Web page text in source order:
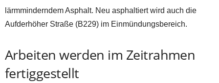
lärmminderndem Asphalt. Neu asphaltiert wird auch die
Aufderhöher Straße (B229) im Einmündungsbereich.
Arbeiten werden im Zeitrahmen
fertiggestellt